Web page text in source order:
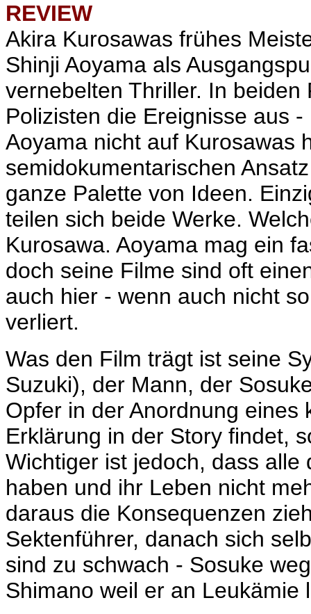
REVIEW
Akira Kurosawas frühes
Shinji Aoyama als
vernebelten Thriller. In
Polizisten die Ereignisse aus
Aoyama nicht auf Kurosawas
semidokumentarischen
ganze Palette von Ideen.
teilen sich beide Werke.
Kurosawa. Aoyama mag ein
doch seine Filme sind oft
auch hier - wenn auch nicht
verliert.
Was den Film trägt ist seine
Suzuki), der Mann, der
Opfer in der Anordnung eines
Erklärung in der Story findet,
Wichtiger ist jedoch, dass
haben und ihr Leben nicht
daraus die Konsequenzen
Sektenführer, danach sich
sind zu schwach - Sosuke
Shimano weil er an Leukämie